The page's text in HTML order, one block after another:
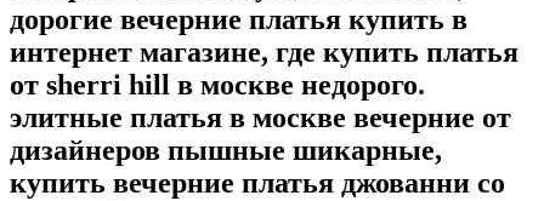
дорогие вечерние платья купить в
интернет магазине, где купить платья
от sherri hill в москве недорого.
элитные платья в москве вечерние от
дизайнеров пышные шикарные,
купить вечерние платья джованни со